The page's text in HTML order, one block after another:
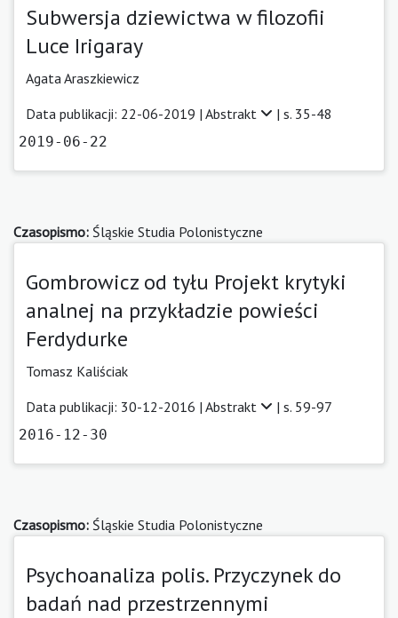
Subwersja dziewictwa w filozofii
Luce Irigaray
Agata Araszkiewicz
Data publikacji: 22-06-2019 | Abstrakt | s. 35-48
2019-06-22
Czasopismo: Śląskie Studia Polonistyczne
Gombrowicz od tyłu Projekt krytyki
analnej na przykładzie powieści
Ferdydurke
Tomasz Kaliściak
Data publikacji: 30-12-2016 | Abstrakt | s. 59-97
2016-12-30
Czasopismo: Śląskie Studia Polonistyczne
Psychoanaliza polis. Przyczynek do
badań nad przestrzennymi